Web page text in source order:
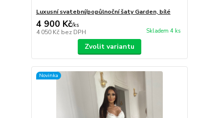
Luxusní svatební/popůlnoční šaty Garden, bílé
4 900 Kč/ks
4 050 Kč bez DPH Skladem 4 ks
Zvolit variantu
Novinka